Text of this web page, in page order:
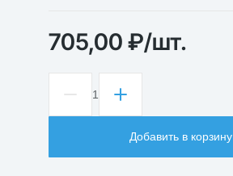
705,00 ₽/шт.
Количество
товара
Cветодиодный
светильник
1
Добавить в корзину